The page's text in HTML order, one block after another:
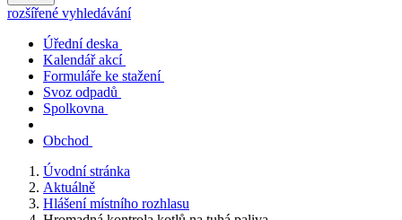
rozšířené vyhledávání
Úřední deska
Kalendář akcí
Formuláře ke stažení
Svoz odpadů
Spolkovna
Obchod
Úvodní stránka
Aktuálně
Hlášení místního rozhlasu